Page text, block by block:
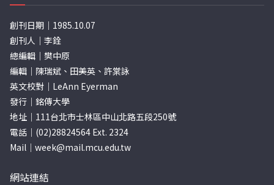
創刊日期｜1985.10.07
創刊人｜李銓
總編輯｜樊中原
編輯｜陳瑞斌、田美英、許棠詠
英文校對｜LeAnn Eyerman
發行｜銘傳大學
地址｜111台北市士林區中山北路五段250號
電話｜(02)28824564 Ext. 2324
Mail｜ week@mail.mcu.edu.tw
網站連結